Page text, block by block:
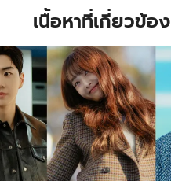
เนื้อหาที่เกี่ยวข้อง